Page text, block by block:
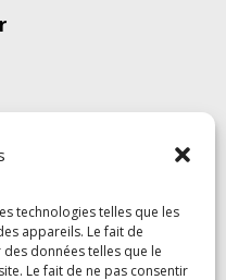
technologies telles que les
appareils. Le fait de
données telles que le
Le fait de ne pas consentir